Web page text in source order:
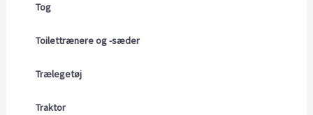
Tog
Toilettrænere og -sæder
Trælegetøj
Traktor